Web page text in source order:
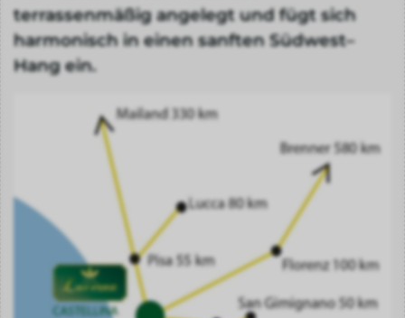
terrassenmäßig angelegt und fügt sich
harmonisch in einen sanften Südwest–
Hang ein.